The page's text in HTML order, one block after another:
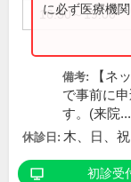
16:30～19:00
に必ず医療機
備考:
【ネ
で事前に
す。(来院
休診日: 木、日、祝
初診受